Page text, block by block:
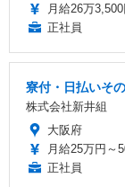
月給26万
正社員
寮付・日払いそ
株式会社新井組
大阪府
月給25万円～
正社員